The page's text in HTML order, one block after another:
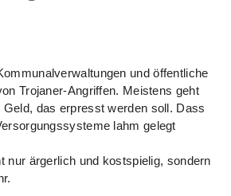
und öffentliche
Trojaner-Angriffen. Meistens geht
das erpresst werden soll. Dass
lahm gelegt
nur ärgerlich und kostspielig, sondern